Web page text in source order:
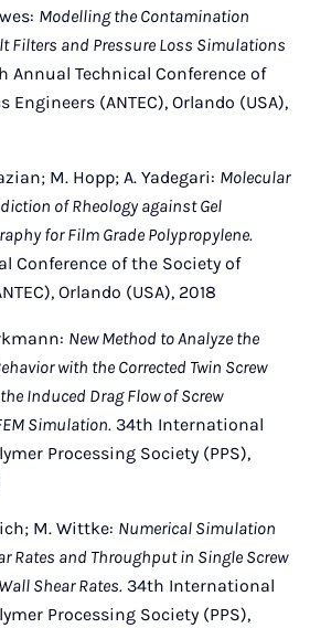
Modelling the Contamination
Filters and Pressure Loss Simulations
Annual Technical Conference of
(ANTEC), Orlando (USA),
M. Hopp; A. Yadegari: Molecular
of Rheology against Gel
for Film Grade Polypropylene.
Conference of the Society of
Orlando (USA), 2018
New Method to Analyze the
with the Corrected Twin Screw
Induced Drag Flow of Screw
Simulation. 34th International
Processing Society (PPS),
M. Wittke: Numerical Simulation
Rates and Throughput in Single Screw
Shear Rates. 34th International
Processing Society (PPS),